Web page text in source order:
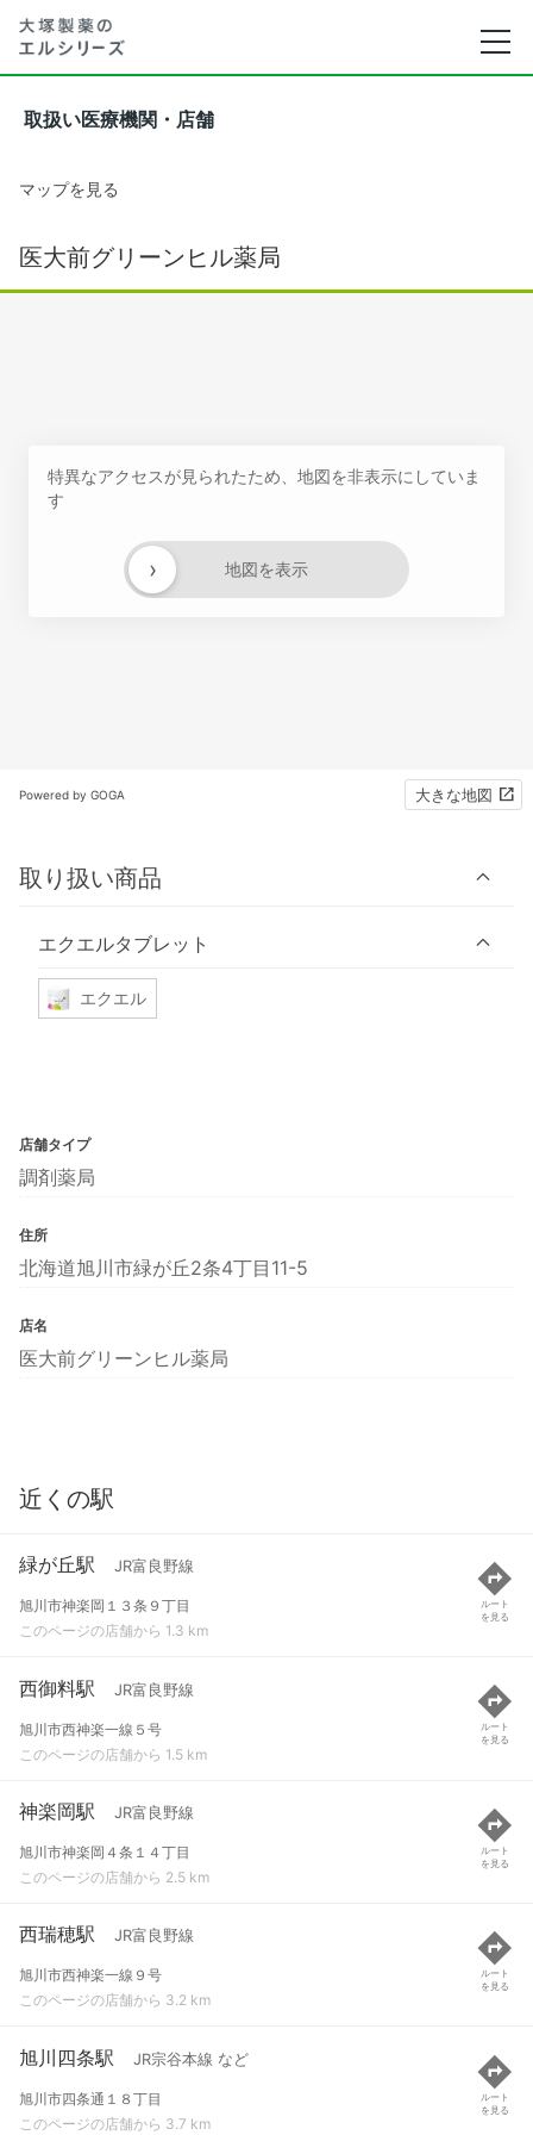
取扱い医療機関・店舗
マップを見る
医大前グリーンヒル薬局
特異なアクセスが見られたため、地図を非表示にしていま
す
地図を表示
›
Powered by GOGA 大きな地図
取り扱い商品
エクエルタブレット
エクエル
店舗タイプ
調剤薬局
住所
北海道旭川市緑が丘2条4丁目11-5
店名
医大前グリーンヒル薬局
近くの駅
緑が丘駅 JR富良野線
旭川市神楽岡１３条９丁目
このページの店舗から 1.3 km
ルート
を見る
西御料駅 JR富良野線
旭川市西神楽一線５号
このページの店舗から 1.5 km
ルート
を見る
神楽岡駅 JR富良野線
旭川市神楽岡４条１４丁目
このページの店舗から 2.5 km
ルート
を見る
西瑞穂駅 JR富良野線
旭川市西神楽一線９号
このページの店舗から 3.2 km
ルート
を見る
旭川四条駅 JR宗谷本線 など
旭川市四条通１８丁目
このページの店舗から 3.7 km
ルート
を見る